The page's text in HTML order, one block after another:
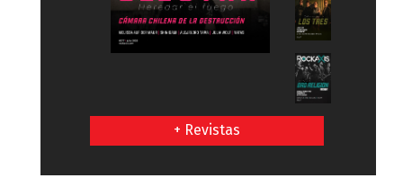
+ Revistas